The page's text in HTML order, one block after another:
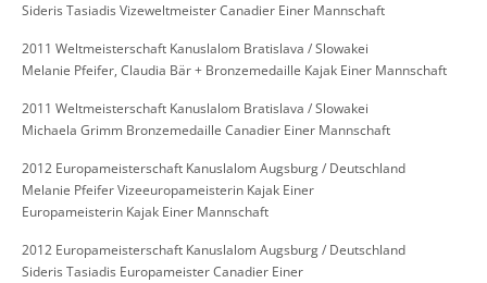
Sideris Tasiadis Vizeweltmeister Canadier Einer Mannschaft
2011 Weltmeisterschaft Kanuslalom Bratislava / Slowakei
Melanie Pfeifer, Claudia Bär + Bronzemedaille Kajak Einer Mannschaft
2011 Weltmeisterschaft Kanuslalom Bratislava / Slowakei
Michaela Grimm Bronzemedaille Canadier Einer Mannschaft
2012 Europameisterschaft Kanuslalom Augsburg / Deutschland
Melanie Pfeifer Vizeeuropameisterin Kajak Einer
Europameisterin Kajak Einer Mannschaft
2012 Europameisterschaft Kanuslalom Augsburg / Deutschland
Sideris Tasiadis Europameister Canadier Einer